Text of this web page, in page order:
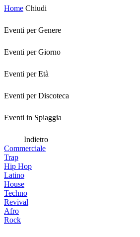
Home Chiudi
Eventi per Genere
Eventi per Giorno
Eventi per Età
Eventi per Discoteca
Eventi in Spiaggia
Indietro
Commerciale
Trap
Hip Hop
Latino
House
Techno
Revival
Afro
Rock